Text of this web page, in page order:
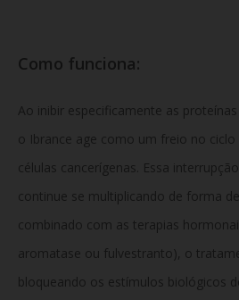
Como funciona:
Ao inibir especificamente as
o Ibrance age como um freio no
células cancerígenas. Essa
continue se multiplicando de forma
combinado com as terapias
aromatase ou fulvestranto), o
bloqueando os estímulos biológicos